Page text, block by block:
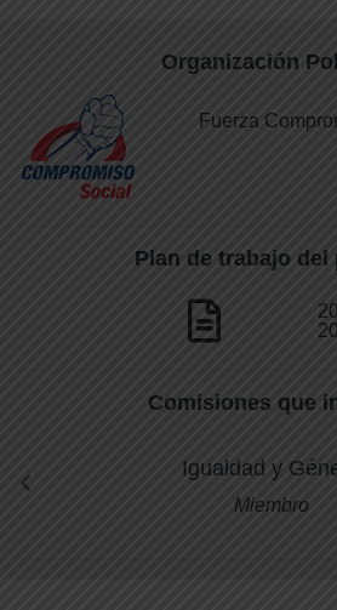
Organización
Fuerza
Plan de trabajo del
Comisiones que
Igualdad y
Miembro